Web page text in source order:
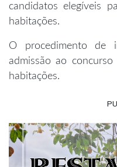
candidatos elegíveis
habitações.
O procedimento de
admissão ao
habitações.